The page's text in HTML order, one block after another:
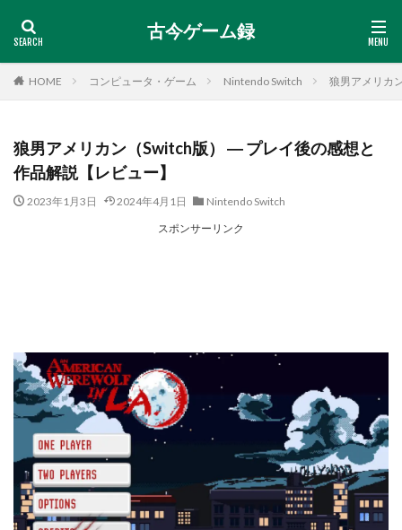
古今ゲーム録
HOME コンピュータ・ゲーム Nintendo Switch 狼男アメリカ
狼男アメリカン（Switch版） ― プレイ後の感想と
作品解説【レビュー】
2023年1月3日 2024年4月1日
Nintendo Switch
スポンサーリンク